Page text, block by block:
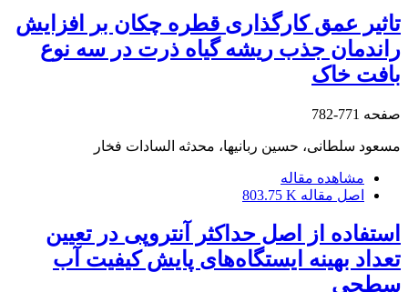
تاثیر عمق کارگذاری قطره چکان بر افزایش
راندمان جذب ریشه گیاه ذرت در سه نوع
بافت‏ خاک
صفحه 771-782
مسعود سلطانی، حسین ربانیها، محدثه السادات فخار
مشاهده مقاله
اصل مقاله 803.75 K
استفاده از اصل حداکثر آنتروپی در تعیین
تعداد بهینه ایستگاه‌های پایش کیفیت آب
سطحی